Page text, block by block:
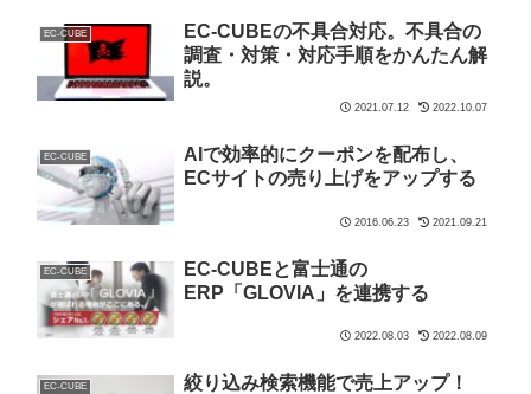
EC-CUBE
EC-CUBEの不具合対応。不具合の
調査・対策・対応手順をかんたん解
説。
2021.07.12 2022.10.07
EC-CUBE
AIで効率的にクーポンを配布し、
ECサイトの売り上げをアップする
2016.06.23 2021.09.21
EC-CUBE
EC-CUBEと富士通の
ERP「GLOVIA」を連携する
2022.08.03 2022.08.09
EC-CUBE 絞り込み検索機能で売上アップ！